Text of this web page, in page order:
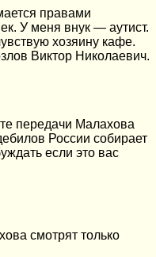
правами
У меня внук — аутист.
хозяину кафе.
Виктор Николаевич.
передачи Малахова
России собирает
если это вас
смотрят только